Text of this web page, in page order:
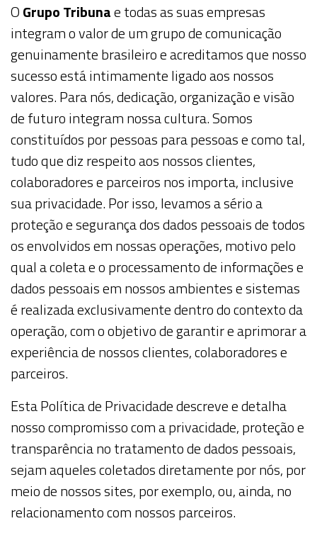
OGrupo Tribunae todas as suas empresas
integram o valor de um grupo de comunicação
genuinamente brasileiro e acreditamos que nosso
sucesso está intimamente ligado aos nossos
valores. Para nós, dedicação, organização e visão
de futuro integram nossa cultura. Somos
constituídos por pessoas para pessoas e como tal,
tudo que diz respeito aos nossos clientes,
colaboradores e parceiros nos importa, inclusive
sua privacidade. Por isso, levamos a sério a
proteção e segurança dos dados pessoais de todos
os envolvidos em nossas operações, motivo pelo
qual a coleta e o processamento de informações e
dados pessoais em nossos ambientes e sistemas
é realizada exclusivamente dentro do contexto da
operação, com o objetivo de garantir e aprimorar a
experiência de nossos clientes, colaboradores e
parceiros.
Esta Política de Privacidade descreve e detalha
nosso compromisso com a privacidade, proteção e
transparência no tratamento de dados pessoais,
sejam aqueles coletados diretamente por nós, por
meio de nossos sites, por exemplo, ou, ainda, no
relacionamento com nossos parceiros.